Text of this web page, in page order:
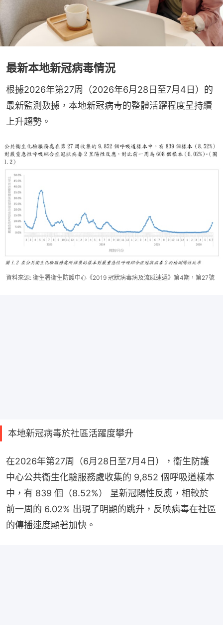
最新本地新冠病毒情況
根據2026年第27周（2026年6月28日至7月4日）的
最新監測數據，本地新冠病毒的整體活躍程度呈持續
上升趨勢。
資料來源: 衞生署衞生防護中心《2019 冠狀病毒病及流感速遞》第4期，第27號
本地新冠病毒於社區活躍度攀升
在2026年第27周（6月28日至7月4日），衞生防護
中心公共衞生化驗服務處收集的 9,852 個呼吸道樣本
中，有 839 個（8.52%） 呈新冠陽性反應，相較於
前一周的 6.02% 出現了明顯的跳升，反映病毒在社區
的傳播速度顯著加快。